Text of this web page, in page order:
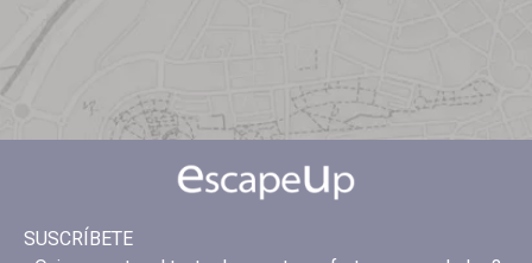
SUSCRÍBETE